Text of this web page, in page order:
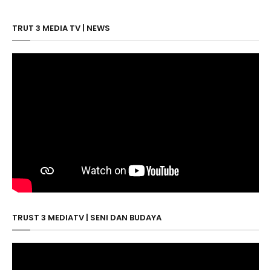
TRUT 3 MEDIA TV | NEWS
TRUST 3 MEDIATV | SENI DAN BUDAYA